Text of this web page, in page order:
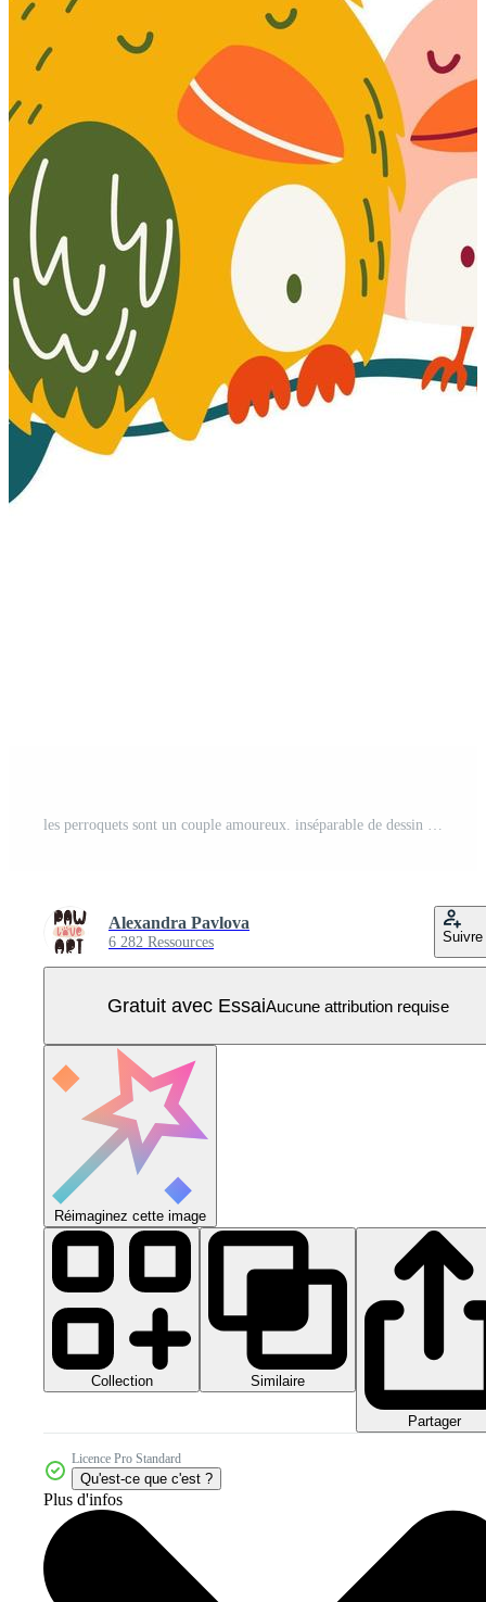
les perroquets sont un couple amoureux. inséparable de dessin animé mignon. oiseaux exotiques. idéal pour les cartes d'enfants, les impressions et les cartes de vœux. illustration d'art clip vectoriel isolé. Vecteur Pro
Alexandra Pavlova
6 282 Ressources Suivre
Gratuit avec EssaiAucune attribution requise
Réimaginez cette image
Collection Similaire
Partager
Licence Pro Standard
Qu'est-ce que c'est ?
Plus d'infos